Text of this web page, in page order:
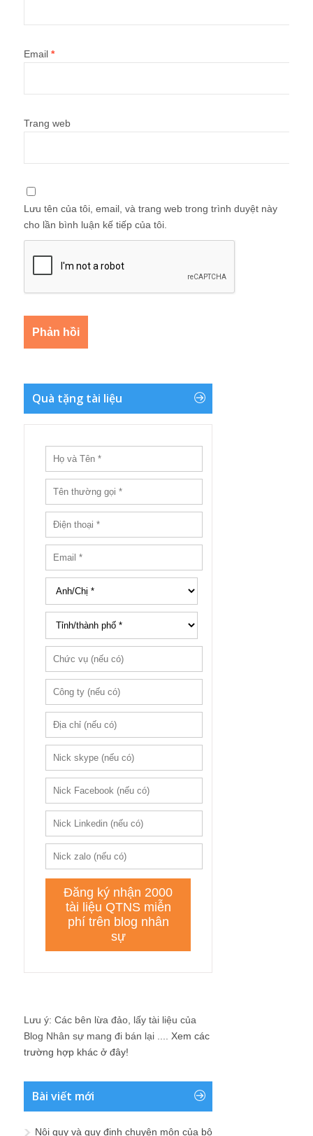
Email *
Trang web
Lưu tên của tôi, email, và trang web trong trình duyệt này
cho lần bình luận kế tiếp của tôi.
Quà tặng tài liệu
Lưu ý: Các bên lừa đảo, lấy tài liệu của
Blog Nhân sự mang đi bán lại .... Xem các
trường hợp khác ở đây!
Bài viết mới
Nội quy và quy định chuyên môn của bộ